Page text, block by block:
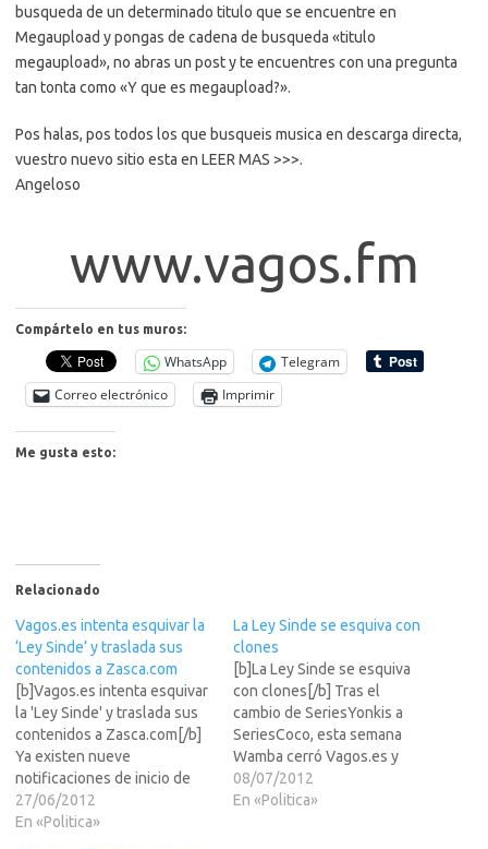
busqueda de un determinado titulo que se encuentre en
Megaupload y pongas de cadena de busqueda «titulo
megaupload», no abras un post y te encuentres con una pregunta
tan tonta como «Y que es megaupload?».
Pos halas, pos todos los que busqueis musica en descarga directa,
vuestro nuevo sitio esta en LEER MAS >>>.
Angeloso
www.vagos.fm
Compártelo en tus muros:
WhatsApp
Telegram
Correo electrónico
Imprimir
Me gusta esto:
Relacionado
Vagos.es intenta esquivar la
‘Ley Sinde’ y traslada sus
contenidos a Zasca.com
[b]Vagos.es intenta esquivar
la 'Ley Sinde' y traslada sus
contenidos a Zasca.com[/b]
Ya existen nueve
notificaciones de inicio de
procedimiento Entre los
sitios notificados destacan
27/06/2012
En «Politica»
La Ley Sinde se esquiva con
clones
[b]La Ley Sinde se esquiva
con clones[/b] Tras el
cambio de SeriesYonkis a
SeriesCoco, esta semana
Wamba cerró Vagos.es y
lanzó Zasca.com, un sitio
con la misma filosofía de
08/07/2012
En «Politica»